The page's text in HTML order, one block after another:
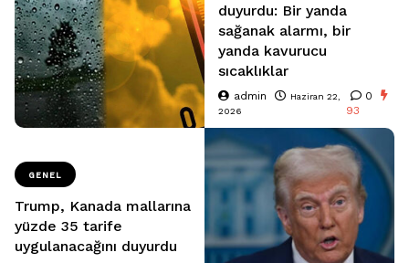
duyurdu: Bir yanda
sağanak alarmı, bir
yanda kavurucu
sıcaklıklar
admin
Haziran 22,
2026
0
93
GENEL
Trump, Kanada mallarına
yüzde 35 tarife
uygulanacağını duyurdu